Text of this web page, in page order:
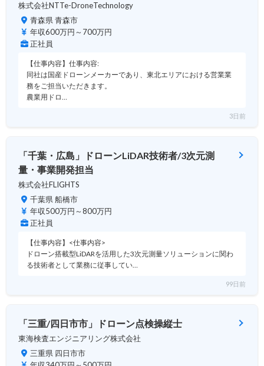
株式会社NTTe-DroneTechnology
青森県 青森市
年収600万円～700万円
正社員
【仕事内容】仕事内容:
同社は国産ドローンメーカーであり、東北エリアにおける営業業
務をご担当いただきます。
農業用ドロ…
3日前
「千葉・広島」ドローンLiDAR技術者/3次元測
量・事業開発担当
株式会社FLIGHTS
千葉県 船橋市
年収500万円～800万円
正社員
【仕事内容】<仕事内容>
ドローン搭載型LiDARを活用した3次元測量ソリューションに関わ
る技術者として業務に従事してい…
99日前
「三重/四日市市」ドローン点検操縦士
東海検査エンジニアリング株式会社
三重県 四日市市